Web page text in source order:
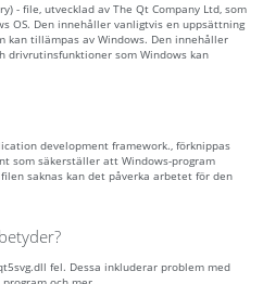
- file, utvecklad av The Qt Company Ltd, som
OS. Den innehåller vanligtvis en uppsättning
kan tillämpas av Windows. Den innehåller
drivrutinsfunktioner som Windows kan
development framework., förknippas
som säkerställer att Windows-program
saknas kan det påverka arbetet för den
fel. Dessa inkluderar problem med